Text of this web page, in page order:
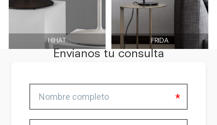
HIHAT FRIDA
Envianos tu consulta